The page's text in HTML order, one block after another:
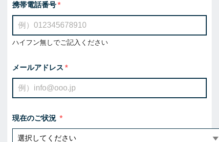
携帯電話番号
ハイフン無しでご記入ください
メールアドレス
現在のご状況